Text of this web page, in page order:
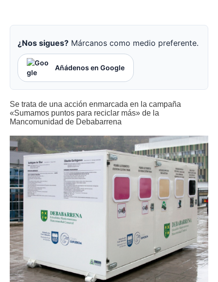
¿Nos sigues? Márcanos como medio preferente.
Añádenos en Google
Se trata de una acción enmarcada en la campaña
«Sumamos puntos para reciclar más» de la
Mancomunidad de Debabarrena